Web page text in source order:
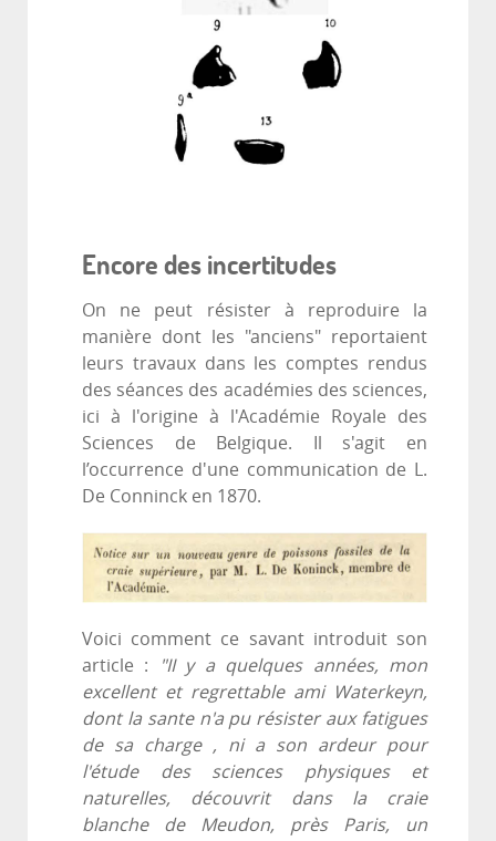
Encore des incertitudes
On ne peut résister à reproduire la
manière dont les "anciens" reportaient
leurs travaux dans les comptes rendus
des séances des académies des sciences,
ici à l'origine à l'Académie Royale des
Sciences de Belgique. Il s'agit en
l’occurrence d'une communication de L.
De Conninck en 1870.
Voici comment ce savant introduit son
article :
"II y a quelques années, mon
excellent et regrettable ami Waterkeyn,
dont la sante n'a pu résister aux fatigues
de sa charge , ni a son ardeur pour
l'étude des sciences physiques et
naturelles, découvrit dans la craie
blanche de Meudon, près Paris, un